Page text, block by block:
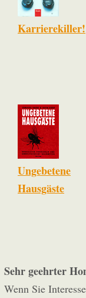
Karrierekiller!
Ungebetene
Hausgäste
Sehr geehrter
Wenn Sie